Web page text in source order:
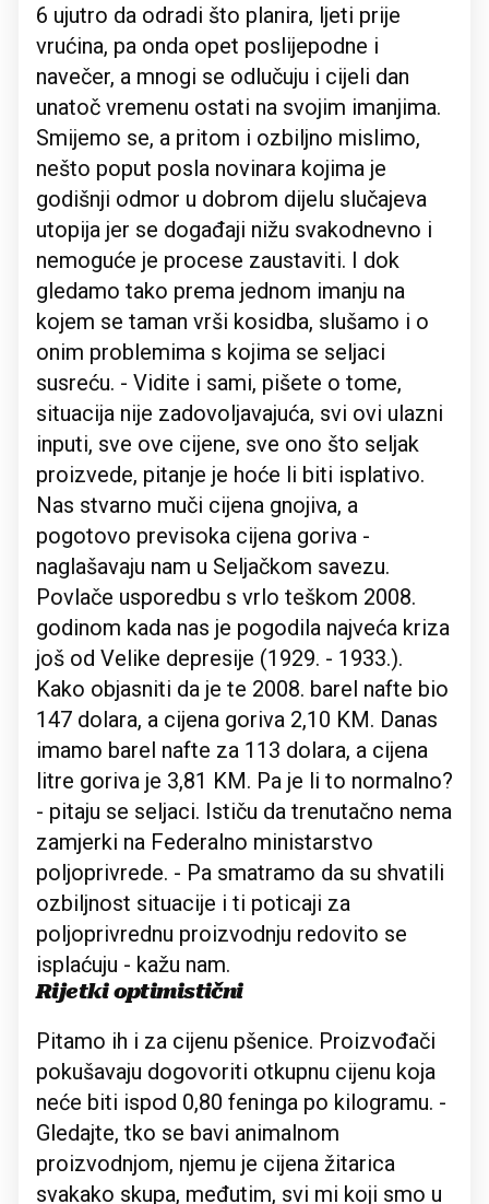
6 ujutro da odradi što planira, ljeti prije
vrućina, pa onda opet poslijepodne i
navečer, a mnogi se odlučuju i cijeli dan
unatoč vremenu ostati na svojim imanjima.
Smijemo se, a pritom i ozbiljno mislimo,
nešto poput posla novinara kojima je
godišnji odmor u dobrom dijelu slučajeva
utopija jer se događaji nižu svakodnevno i
nemoguće je procese zaustaviti. I dok
gledamo tako prema jednom imanju na
kojem se taman vrši kosidba, slušamo i o
onim problemima s kojima se seljaci
susreću. - Vidite i sami, pišete o tome,
situacija nije zadovoljavajuća, svi ovi ulazni
inputi, sve ove cijene, sve ono što seljak
proizvede, pitanje je hoće li biti isplativo.
Nas stvarno muči cijena gnojiva, a
pogotovo previsoka cijena goriva -
naglašavaju nam u Seljačkom savezu.
Povlače usporedbu s vrlo teškom 2008.
godinom kada nas je pogodila najveća kriza
još od Velike depresije (1929. - 1933.).
Kako objasniti da je te 2008. barel nafte bio
147 dolara, a cijena goriva 2,10 KM. Danas
imamo barel nafte za 113 dolara, a cijena
litre goriva je 3,81 KM. Pa je li to normalno?
- pitaju se seljaci. Ističu da trenutačno nema
zamjerki na Federalno ministarstvo
poljoprivrede. - Pa smatramo da su shvatili
ozbiljnost situacije i ti poticaji za
poljoprivrednu proizvodnju redovito se
isplaćuju - kažu nam.
Rijetki optimistični
Pitamo ih i za cijenu pšenice. Proizvođači
pokušavaju dogovoriti otkupnu cijenu koja
neće biti ispod 0,80 feninga po kilogramu. -
Gledajte, tko se bavi animalnom
proizvodnjom, njemu je cijena žitarica
svakako skupa, međutim, svi mi koji smo u